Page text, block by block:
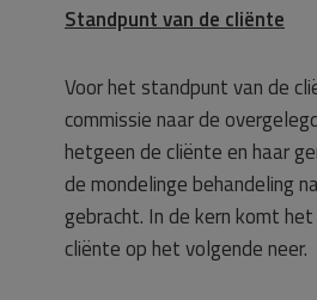
Standpunt van de cliënte
Voor het standpunt van de
commissie naar de
hetgeen de cliënte en haar
de mondelinge behandeling
gebracht. In de kern komt
cliënte op het volgende neer.